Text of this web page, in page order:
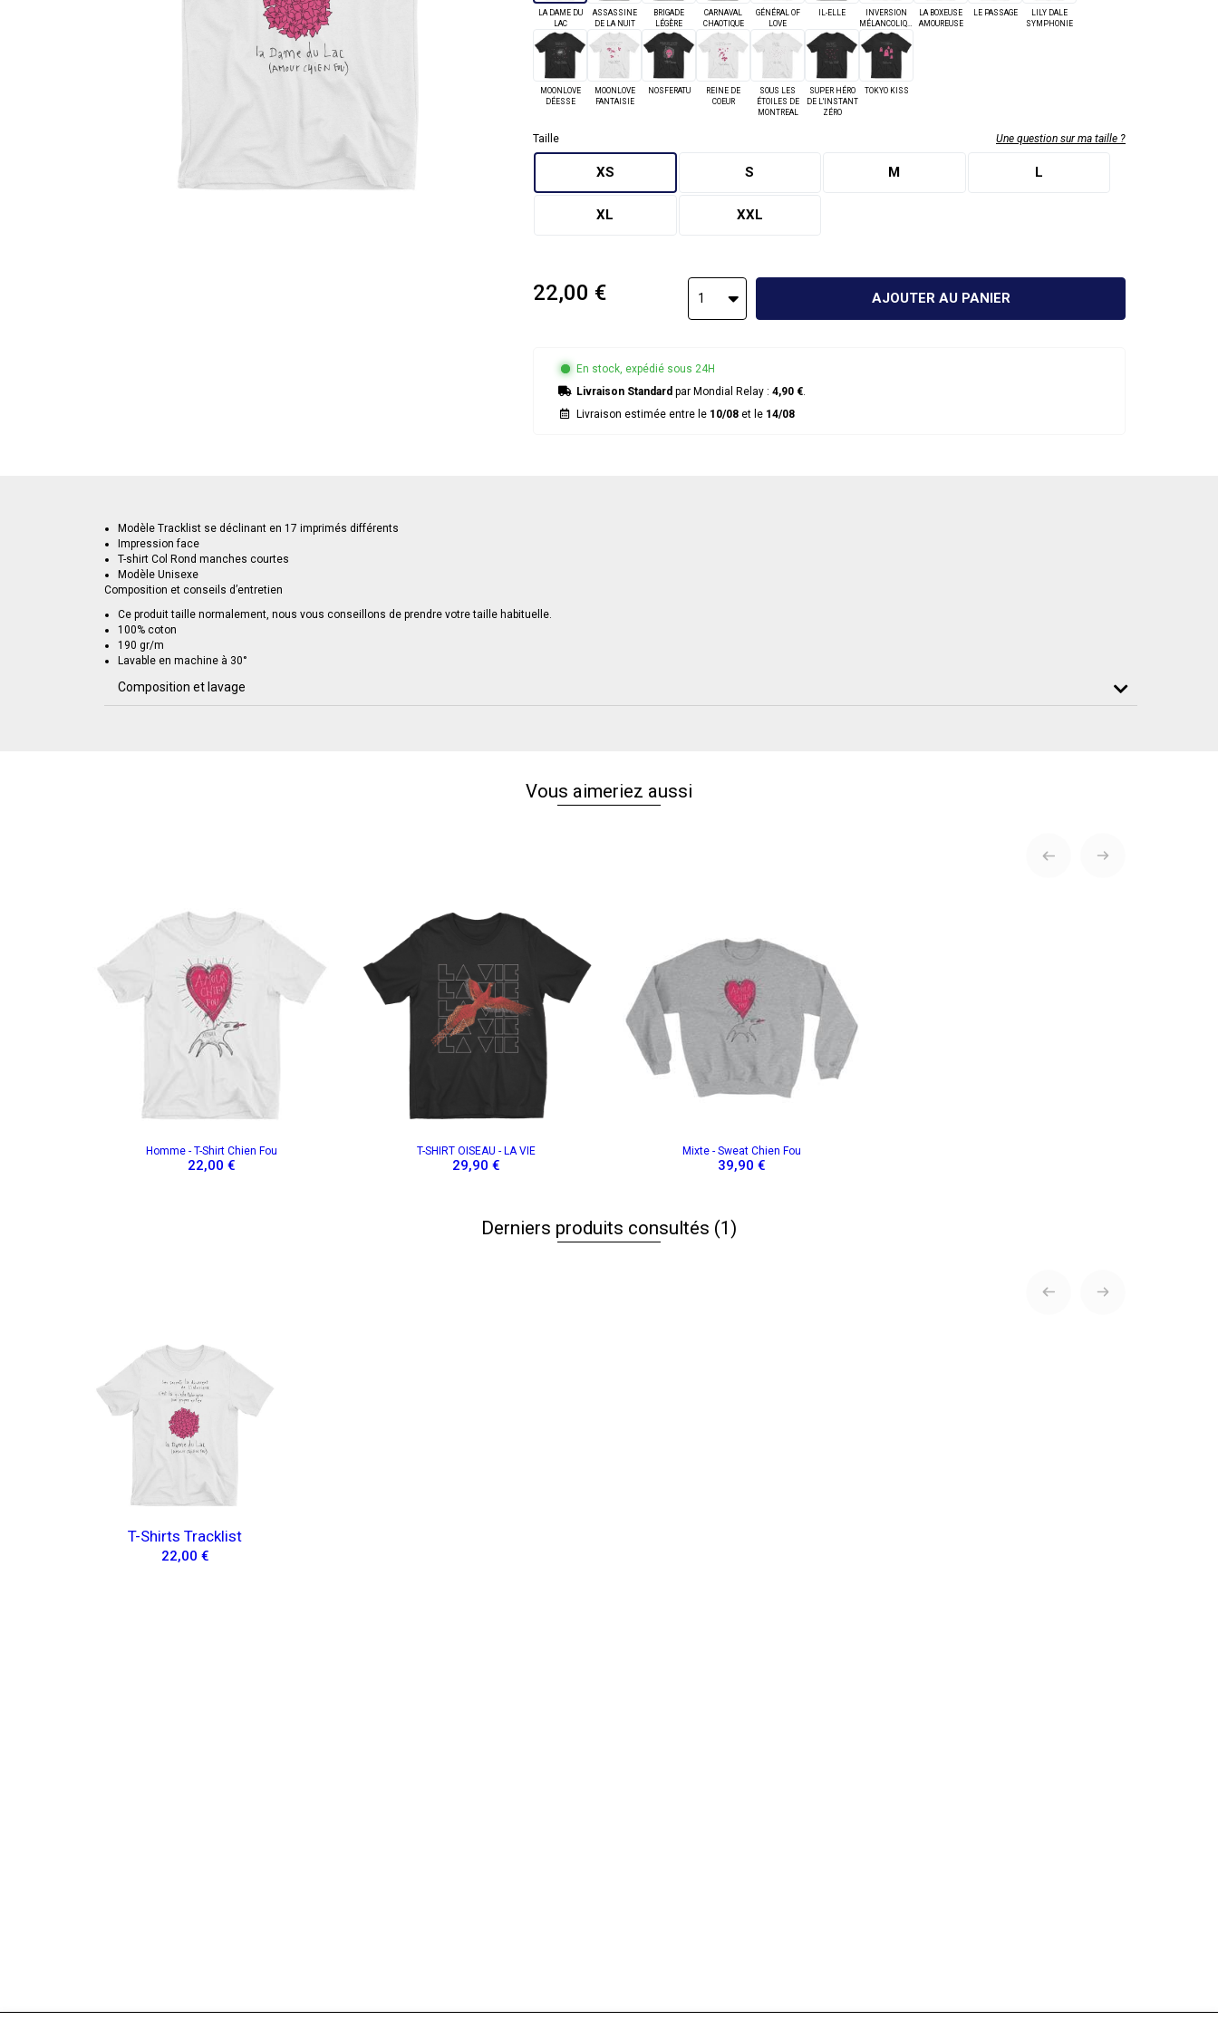
CRÉER UN COMPTE
LA DAME DU
LAC
ASSASSINE
DE LA NUIT
BRIGADE
LÉGÈRE
CARNAVAL
CHAOTIQUE
GÉNÉRAL OF
LOVE
IL-ELLE
INVERSION
MÉLANCOLIQUE
LA BOXEUSE
AMOUREUSE
LE PASSAGE
LILY DALE
SYMPHONIE
MOONLOVE
DÉESSE
MOONLOVE
FANTAISIE
NOSFERATU
REINE DE
COEUR
SOUS LES
ÉTOILES DE
MONTREAL
SUPER HÉRO
DE L'INSTANT
ZÉRO
TOKYO KISS
Taille Une question sur ma taille ?
XS S M L
XL XXL
22,00 € 1 AJOUTER AU PANIER
En stock, expédié sous 24H
Livraison Standard par Mondial Relay : 4,90 €
Livraison estimée entre le 10/08 et le 14/08
Modèle Tracklist se déclinant en 17 imprimés différents
Impression face
T-shirt Col Rond manches courtes
Modèle Unisexe
Composition et conseils d’entretien
Ce produit taille normalement, nous vous conseillons de prendre votre taille habituelle.
100% coton
190 gr/m
Lavable en machine à 30°
Composition et lavage
Vous aimeriez aussi
Homme - T-Shirt Chien Fou
22,00 €
T-SHIRT OISEAU - LA VIE
29,90 €
Mixte - Sweat Chien Fou
39,90 €
Derniers produits consultés (1)
T-Shirts Tracklist
22,00 €
A PROPOS DE NAÏVE
Politique de protection de la vie privée
AIDE & CONTACTS
English version